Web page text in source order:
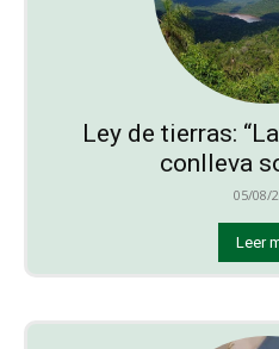
Ley de tierras:
conlleva
05/08/
Leer